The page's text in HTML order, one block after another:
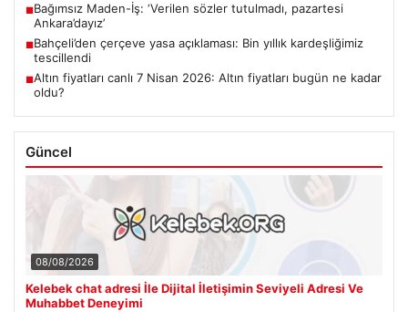
■Bağımsız Maden-İş: ‘Verilen sözler tutulmadı, pazartesi
Ankara’dayız’
■Bahçeli’den çerçeve yasa açıklaması: Bin yıllık kardeşliğimiz
tescillendi
■Altın fiyatları canlı 7 Nisan 2026: Altın fiyatları bugün ne kadar
oldu?
Güncel
08/08/2026
Kelebek chat adresi İle Dijital İletişimin Seviyeli Adresi Ve
Muhabbet Deneyimi